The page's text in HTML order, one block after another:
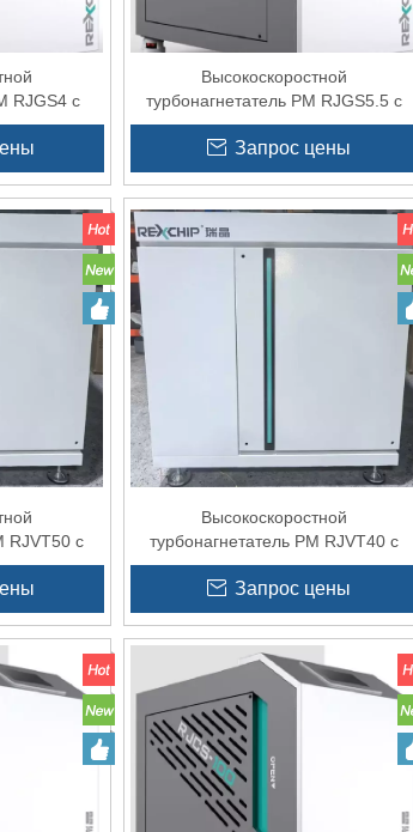
RJGS4 с
приводом
Высокоскоростной
турбонагнетатель PM RJGS5.5 с
ЧРП для воздушного ножа
Запрос цены
RJVT50 с
приводом
Высокоскоростной
турбонагнетатель PM RJVT40 с
частотно-регулируемым приводом
для системы сбора пыли
Запрос цены